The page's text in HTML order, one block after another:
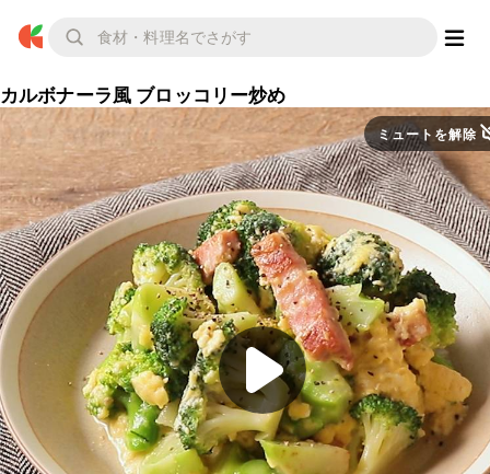
カルボナーラ風 ブロッコリー炒め
ミュートを解除